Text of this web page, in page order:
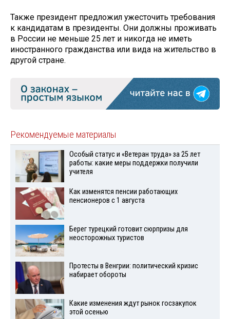
Также президент предложил ужесточить требования
к кандидатам в президенты. Они должны проживать
в России не меньше 25 лет и никогда не иметь
иностранного гражданства или вида на жительство в
другой стране.
Рекомендуемые материалы
Особый статус и «Ветеран труда» за 25 лет
работы: какие меры поддержки получили
учителя
Как изменятся пенсии работающих
пенсионеров с 1 августа
Берег турецкий готовит сюрпризы для
неосторожных туристов
Протесты в Венгрии: политический кризис
набирает обороты
Какие изменения ждут рынок госзакупок
этой осенью